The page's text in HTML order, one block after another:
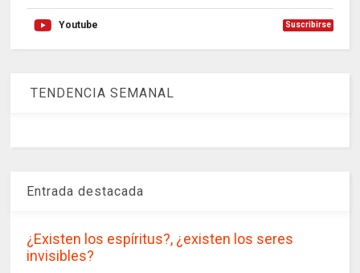
Youtube Suscribirse
TENDENCIA SEMANAL
Entrada destacada
¿Existen los espíritus?, ¿existen los seres
invisibles?